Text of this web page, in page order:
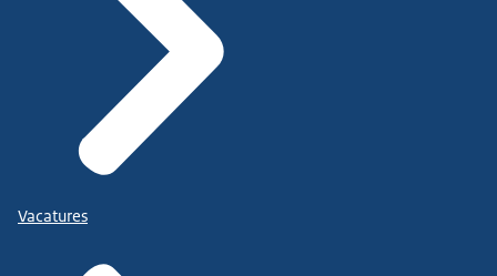
Vacatures